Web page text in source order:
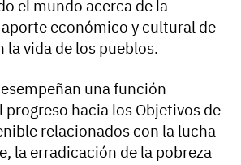
el mundo acerca de la
económico y cultural de
la vida de los pueblos.
una función
hacia los Objetivos de
relacionados con la lucha
la erradicación de la pobreza